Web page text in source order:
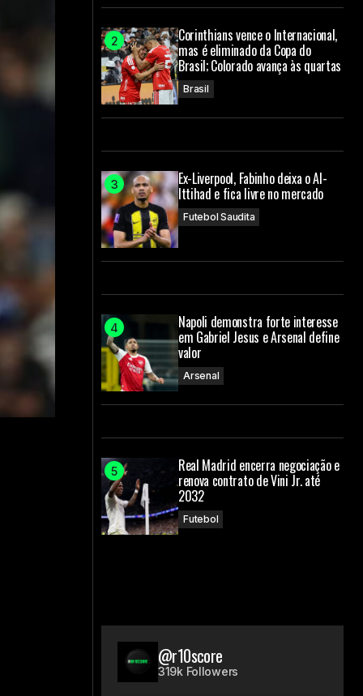
Corinthians vence o Internacional,
mas é eliminado da Copa do
Brasil; Colorado avança às quartas
Brasil
Ex-Liverpool, Fabinho deixa o Al-
Ittihad e fica livre no mercado
Futebol Saudita
Napoli demonstra forte interesse
em Gabriel Jesus e Arsenal define
valor
Arsenal
Real Madrid encerra negociação e
renova contrato de Vini Jr. até
2032
Futebol
@r10score
319k Followers